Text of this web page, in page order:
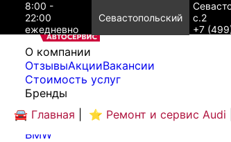
8:00 -
22:00
ежедневно
Севастопольский
с.2
+7
O компании
ОтзывыАкцииВакансии
Cтоимость услуг
Бренды
Audi
Bentley
BMW
🚘 Главная ⭐ Ремонт и сервис Audi